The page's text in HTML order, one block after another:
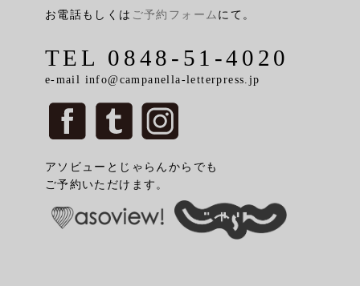
お電話もしくは ご予約フォーム にて。
TEL 0848-51-4020
e-mail info@campanella-letterpress.jp
アソビューとじゃらんからでも
ご予約いただけます。